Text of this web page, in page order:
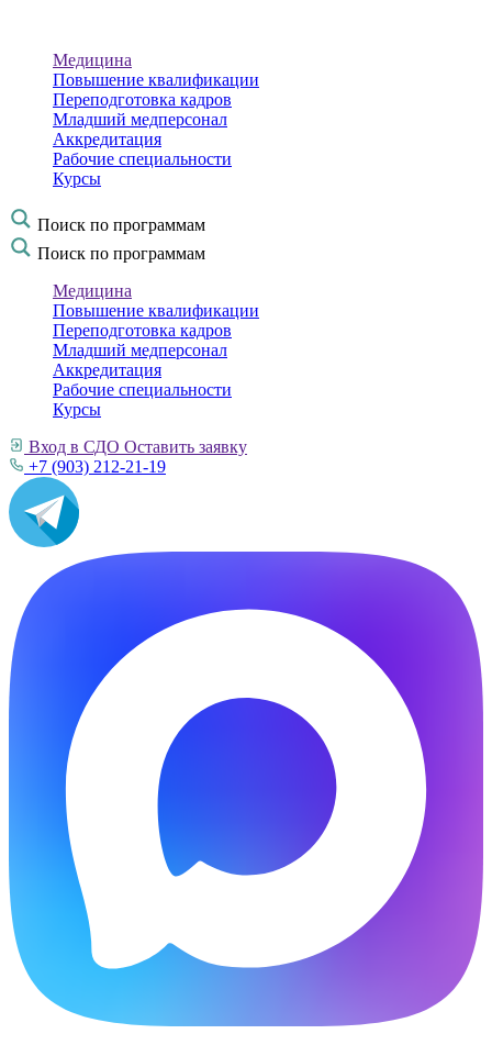
Медицина
Повышение квалификации
Переподготовка кадров
Младший медперсонал
Аккредитация
Рабочие специальности
Курсы
Поиск по программам
Поиск по программам
Медицина
Повышение квалификации
Переподготовка кадров
Младший медперсонал
Аккредитация
Рабочие специальности
Курсы
Вход в СДО Оставить заявку
+7 (903) 212-21-19